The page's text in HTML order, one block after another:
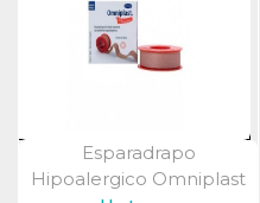
Vista Rápida
Esparadrapo
Hipoalergico Omniplast